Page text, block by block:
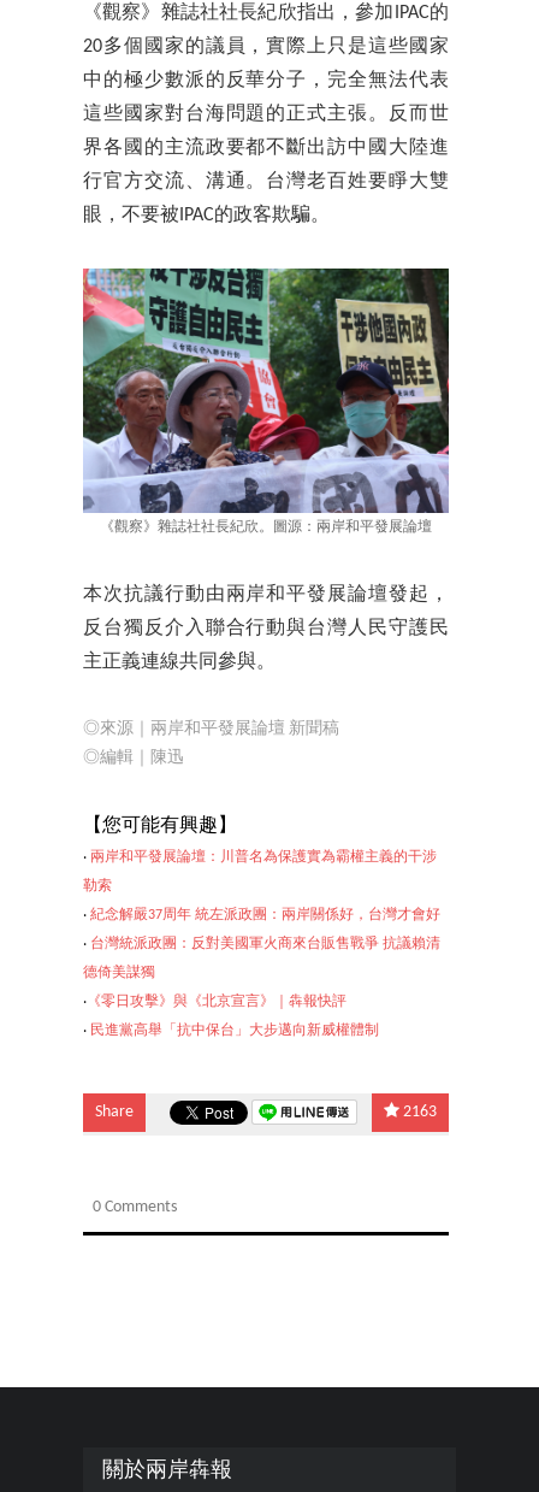
《觀察》雜誌社社長紀欣指出，參加IPAC的
20多個國家的議員，實際上只是這些國家
中的極少數派的反華分子，完全無法代表
這些國家對台海問題的正式主張。反而世
界各國的主流政要都不斷出訪中國大陸進
行官方交流、溝通。台灣老百姓要睜大雙
眼，不要被IPAC的政客欺騙。
《觀察》雜誌社社長紀欣。圖源：兩岸和平發展論壇
本次抗議行動由兩岸和平發展論壇發起，
反台獨反介入聯合行動與台灣人民守護民
主正義連線共同參與。
◎來源｜兩岸和平發展論壇 新聞稿
◎編輯 ｜陳迅
【您可能有興趣】
‧ 兩岸和平發展論壇：川普名為保護實為霸權主義的干涉
勒索
‧ 紀念解嚴37周年 統左派政團：兩岸關係好，台灣才會好
‧ 台灣統派政團：反對美國軍火商來台販售戰爭 抗議賴清
德倚美謀獨
‧ 《零日攻擊》與《北京宣言》｜犇報快評
‧ 民進黨高舉「抗中保台」大步邁向新威權體制
Share 2163
0 Comments
關於兩岸犇報